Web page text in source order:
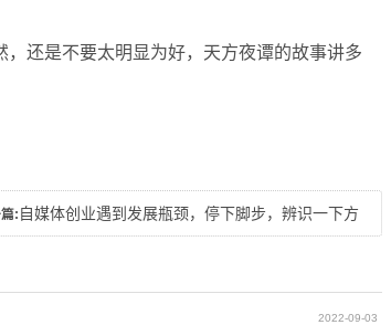
还是不要太明显为好，天方夜谭的故事讲多
: 自媒体创业遇到发展瓶颈，停下脚步，辨识一下方
2022-09-03